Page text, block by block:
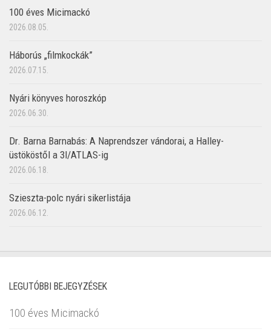
100 éves Micimackó
2026.08.05.
Háborús „filmkockák”
2026.07.15.
Nyári könyves horoszkóp
2026.06.30.
Dr. Barna Barnabás: A Naprendszer vándorai, a Halley-
üstököstől a 3I/ATLAS-ig
2026.06.18.
Szieszta-polc nyári sikerlistája
2026.06.12.
LEGUTÓBBI BEJEGYZÉSEK
100 éves Micimackó